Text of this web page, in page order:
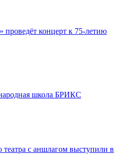
проведёт концерт к 75-летию
школа БРИКС
с аншлагом выступили в